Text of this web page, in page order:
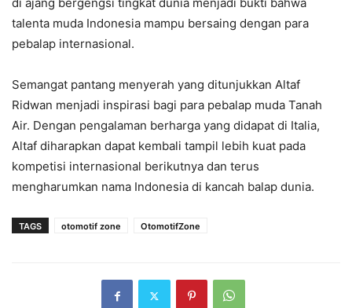
di ajang bergengsi tingkat dunia menjadi bukti bahwa
talenta muda Indonesia mampu bersaing dengan para
pebalap internasional.
Semangat pantang menyerah yang ditunjukkan Altaf
Ridwan menjadi inspirasi bagi para pebalap muda Tanah
Air. Dengan pengalaman berharga yang didapat di Italia,
Altaf diharapkan dapat kembali tampil lebih kuat pada
kompetisi internasional berikutnya dan terus
mengharumkan nama Indonesia di kancah balap dunia.
TAGS otomotif zone OtomotifZone